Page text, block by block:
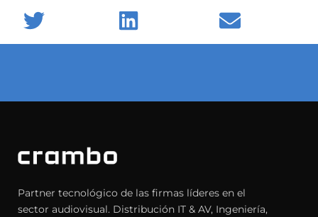
Partner tecnológico de las firmas líderes en el
sector audiovisual. Distribución IT & AV, Ingeniería,